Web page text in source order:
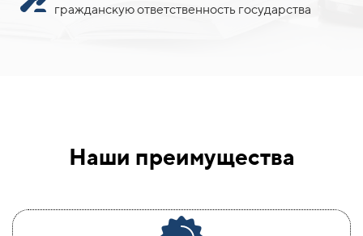
гражданскую ответственность государства
Наши преимущества